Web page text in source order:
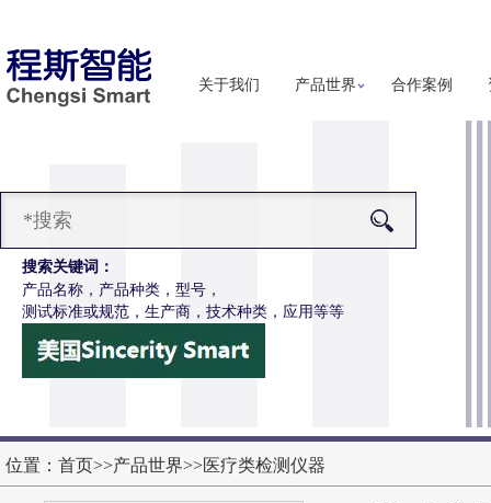
关于我们 产品世界 合作案例
搜索关键词：
产品名称，产品种类，型号，
测试标准或规范，生产商，技术种类，应用等等
电动轮椅车按键开关耐用性测试仪
位置： 首页>>产品世界>>医疗类检测仪器